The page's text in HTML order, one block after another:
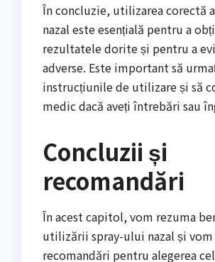
În concluzie, utilizarea corectă
nazal este esențială pentru a
rezultatele dorite și pentru a
adverse. Este important să
instrucțiunile de utilizare și să
medic dacă aveți întrebări sau
Concluzii și
recomandări
În acest capitol, vom rezuma
utilizării spray-ului nazal și
recomandări pentru alegerea